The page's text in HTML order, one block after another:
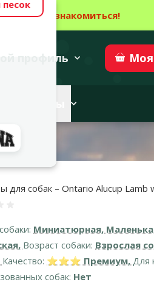
🍖 → Ознакомиться!
2027 Участвовать
профиль Моя
320 г
для собак – Ontario Alucup Lamb
Миниатюрная,
Возраст собаки: Взрослая
Качество: ⭐⭐⭐ Премиум, Для
собак: Нет